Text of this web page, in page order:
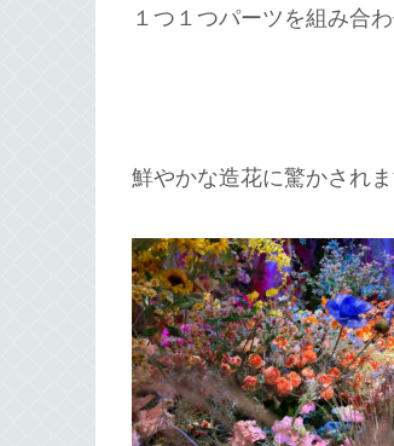
１つ１つパーツを組み合
鮮やかな造花に驚かされま